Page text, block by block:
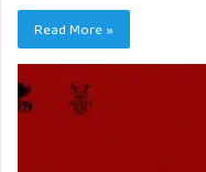
Read More »